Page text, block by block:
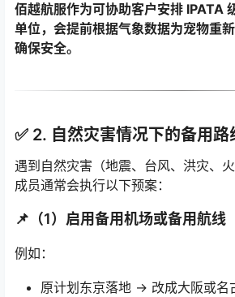
佰越航服作为可协助客户安排 IPATA
单位，会提前根据气象数据为宠物重
确保安全。
✅ 2. 自然灾害情况下的备用
遇到自然灾害（地震、台风、洪灾、
成员通常会执行以下预案：
📌（1）启用备用机场或备用航线
例如：
原计划东京落地 → 改成大阪或名